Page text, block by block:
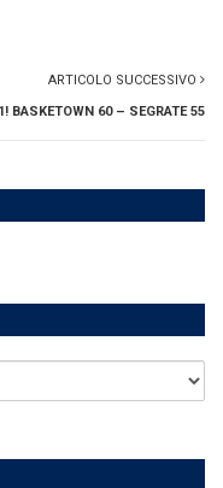
ARTICOLO SUCCESSIVO
BASKETOWN 60 – SEGRATE 55